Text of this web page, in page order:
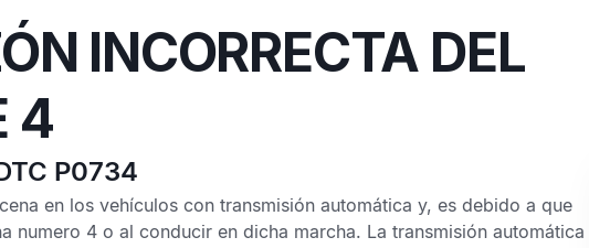
INCORRECTA DEL
4
P0734
en los vehículos con transmisión automática y, es debido a que
numero 4 o al conducir en dicha marcha. La transmisión automática